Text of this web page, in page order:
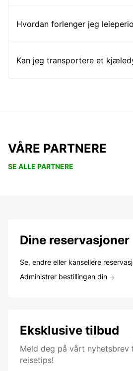
Hvordan forlenger jeg
Kan jeg transportere et
VÅRE PARTNERE
SE ALLE PARTNERE
Dine reservasjoner
Se, endre eller kansellere
Administrer bestillingen din
Eksklusive tilbud
Meld deg på vårt
reisetips!